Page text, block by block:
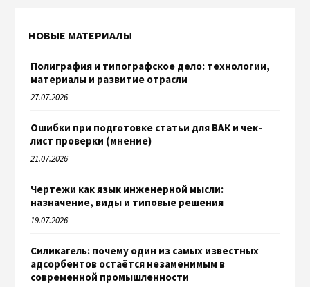
НОВЫЕ МАТЕРИАЛЫ
Полиграфия и типографское дело: технологии,
материалы и развитие отрасли
27.07.2026
Ошибки при подготовке статьи для ВАК и чек-
лист проверки (мнение)
21.07.2026
Чертежи как язык инженерной мысли:
назначение, виды и типовые решения
19.07.2026
Силикагель: почему один из самых известных
адсорбентов остаётся незаменимым в
современной промышленности